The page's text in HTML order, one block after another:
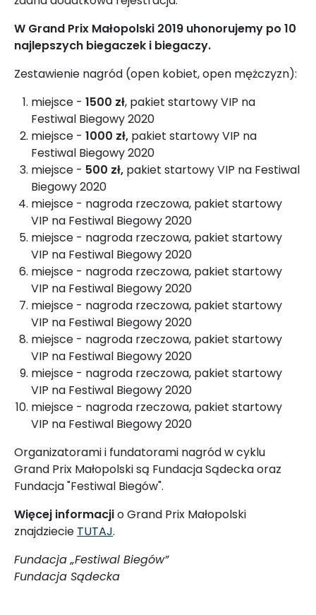
W Grand Prix Małopolski 2019 uhonorujemy po 10
najlepszych biegaczek i biegaczy.
Zestawienie nagród (open kobiet, open mężczyzn):
miejsce - 1500 zł, pakiet startowy VIP na
Festiwal Biegowy 2020
miejsce - 1000 zł, pakiet startowy VIP na
Festiwal Biegowy 2020
miejsce - 500 zł, pakiet startowy VIP na Festiwal
Biegowy 2020
miejsce - nagroda rzeczowa, pakiet startowy
VIP na Festiwal Biegowy 2020
miejsce - nagroda rzeczowa, pakiet startowy
VIP na Festiwal Biegowy 2020
miejsce - nagroda rzeczowa, pakiet startowy
VIP na Festiwal Biegowy 2020
miejsce - nagroda rzeczowa, pakiet startowy
VIP na Festiwal Biegowy 2020
miejsce - nagroda rzeczowa, pakiet startowy
VIP na Festiwal Biegowy 2020
miejsce - nagroda rzeczowa, pakiet startowy
VIP na Festiwal Biegowy 2020
miejsce - nagroda rzeczowa, pakiet startowy
VIP na Festiwal Biegowy 2020
Organizatorami i fundatorami nagród w cyklu
Grand Prix Małopolski są Fundacja Sądecka oraz
Fundacja "Festiwal Biegów".
Więcej informacjio Grand Prix Małopolski
znajdziecie TUTAJ.
Fundacja „Festiwal Biegów”
Fundacja Sądecka